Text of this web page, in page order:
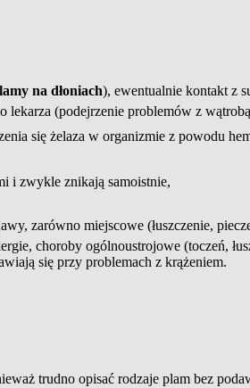
na dłoniach), ewentualnie kontakt z
lekarza (podejrzenie problemów z
się żelaza w organizmie z powodu
i zwykle znikają samoistnie,
zarówno miejscowe (łuszczenie,
choroby ogólnoustrojowe (toczeń,
się przy problemach z krążeniem.
trudno opisać rodzaje plam bez